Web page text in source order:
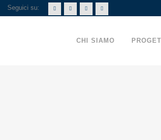
Seguici su:
CHI SIAMO